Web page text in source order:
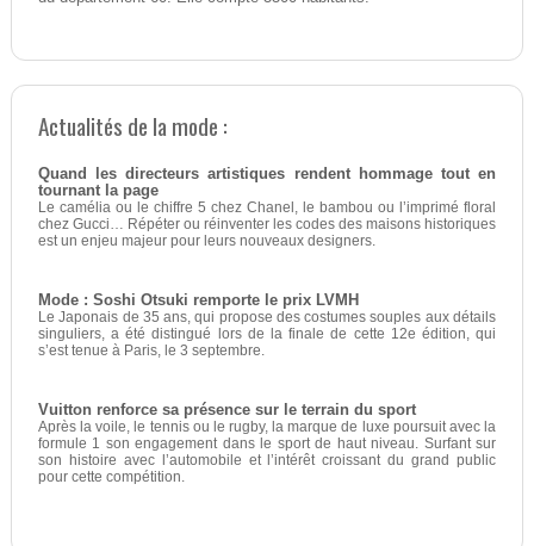
Actualités de la mode :
Quand les directeurs artistiques rendent hommage tout en
tournant la page
Le camélia ou le chiffre 5 chez Chanel, le bambou ou l’imprimé floral
chez Gucci… Répéter ou réinventer les codes des maisons historiques
est un enjeu majeur pour leurs nouveaux designers.
Mode : Soshi Otsuki remporte le prix LVMH
Le Japonais de 35 ans, qui propose des costumes souples aux détails
singuliers, a été distingué lors de la finale de cette 12e édition, qui
s’est tenue à Paris, le 3 septembre.
Vuitton renforce sa présence sur le terrain du sport
Après la voile, le tennis ou le rugby, la marque de luxe poursuit avec la
formule 1 son engagement dans le sport de haut niveau. Surfant sur
son histoire avec l’automobile et l’intérêt croissant du grand public
pour cette compétition.